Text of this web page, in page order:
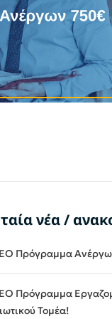
νέα /
Πρόγραμμα
Πρόγραμμα
Τομέα!